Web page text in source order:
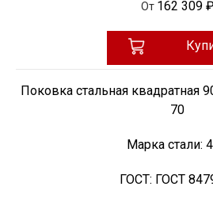
От 162 309 ₽
Поковка стальная квадратная
70
Марка стали:
ГОСТ: ГОСТ